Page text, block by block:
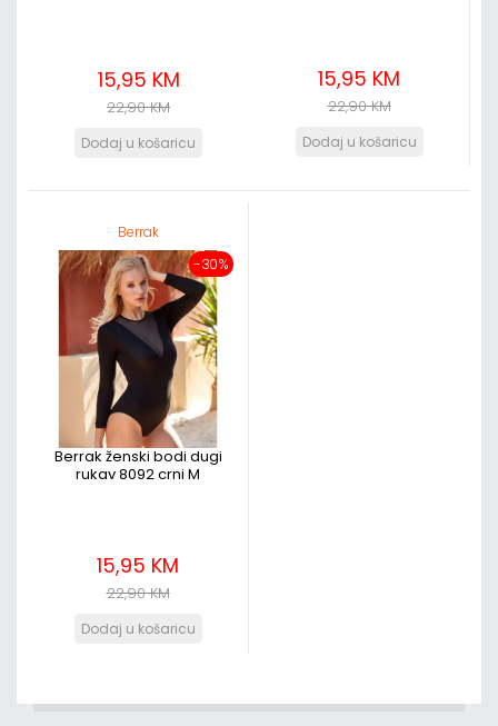
15,95 KM
22,90 KM
15,95 KM
22,90 KM
Berrak
-30%
Berrak ženski bodi dugi
rukav 8092 crni M
15,95 KM
22,90 KM